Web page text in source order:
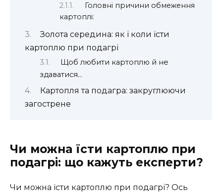
Головні причини обмеження
картоплі:
Золота середина: як і коли їсти
картоплю при подагрі
Щоб любити картоплю й не
здаватися…
Картопля та подагра: закруглюючи
загострене
Чи можна їсти картоплю при
подагрі: що кажуть експерти?
Чи можна їсти картоплю при подагрі? Ось